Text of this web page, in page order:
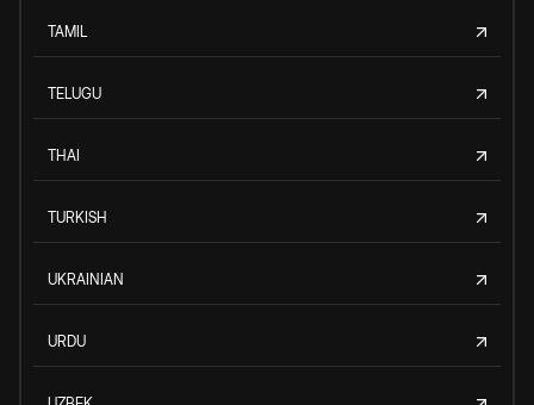
TAMIL
TELUGU
THAI
TURKISH
UKRAINIAN
URDU